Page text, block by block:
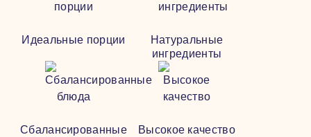
Идеальные порции
Натуральные
ингредиенты
Сбалансированные
Высокое качество